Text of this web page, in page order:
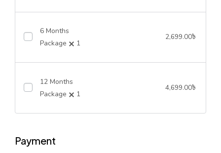
6 Months
Package
1
2,699.00৳
12 Months
Package
1
4,699.00৳
Payment